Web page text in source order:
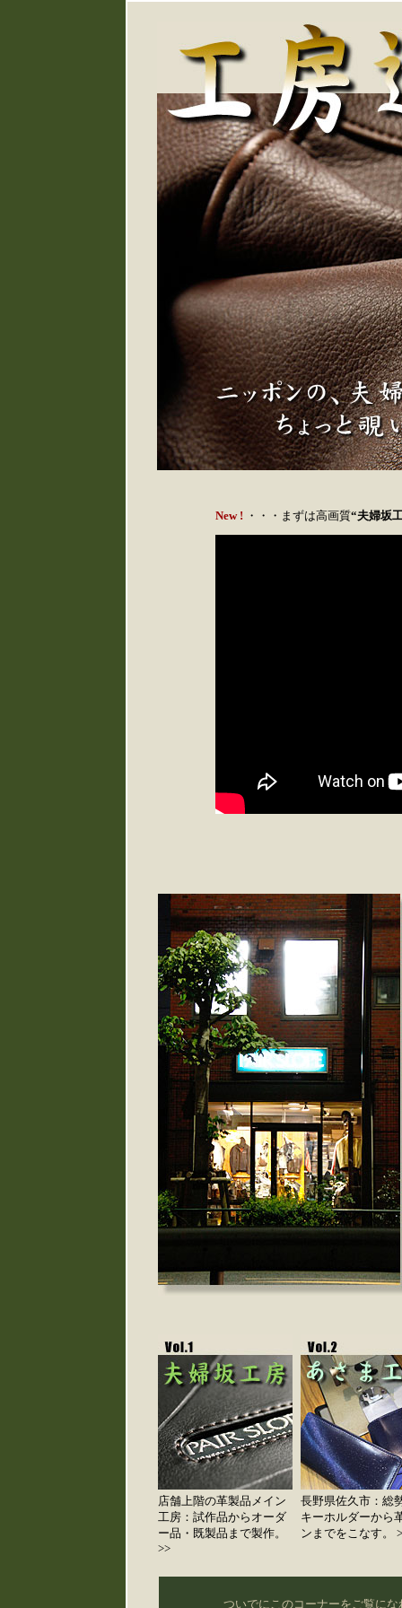
New ! ・・・まずは高画質“夫婦坂
店舗上階の革製品メイン
工房：試作品からオーダ
ー品・既製品まで製作。
>>
長野県佐久市：総
キーホルダーから
ンまでをこなす。
ついでにこのコーナーをご覧に